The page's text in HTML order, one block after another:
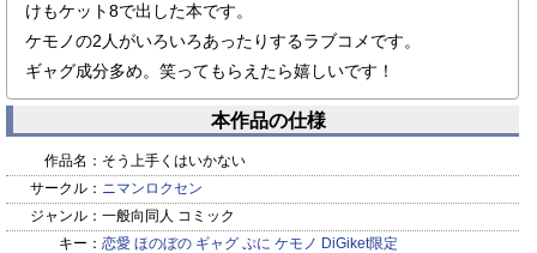
けもケット8で出した本です。
ケモノの2人がいろいろあったりするラブコメです。
ギャグ成分多め。笑ってもらえたら嬉しいです！
本作品の仕様
作品名： そう上手くはいかない
サークル： ニマンロクセン
ジャンル： 一般向同人 コミック
キー： 恋愛 ほのぼの ギャグ ぷに ケモノ DiGiket限定